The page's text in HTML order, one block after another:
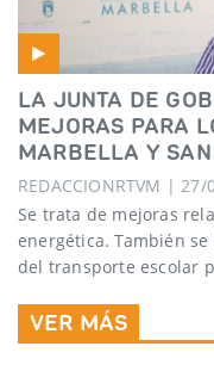
LA JUNTA DE
MEJORAS PARA
MARBELLA Y
REDACCIONRTVM | 27/
Se trata de mejoras
energética. También
del transporte escolar
VER MÁS